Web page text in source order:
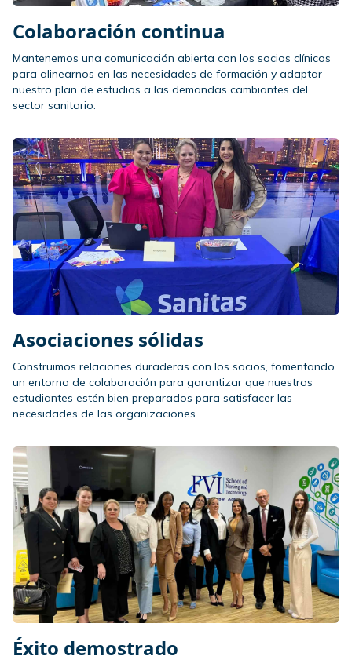
Colaboración continua
Mantenemos una comunicación abierta con los socios clínicos
para alinearnos en las necesidades de formación y adaptar
nuestro plan de estudios a las demandas cambiantes del
sector sanitario.
Asociaciones sólidas
Construimos relaciones duraderas con los socios, fomentando
un entorno de colaboración para garantizar que nuestros
estudiantes estén bien preparados para satisfacer las
necesidades de las organizaciones.
Éxito demostrado